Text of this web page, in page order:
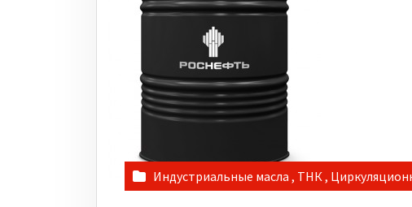
Индустриальные масла , ТНК,